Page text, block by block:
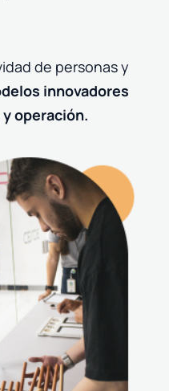
de personas y
innovadores
operación.